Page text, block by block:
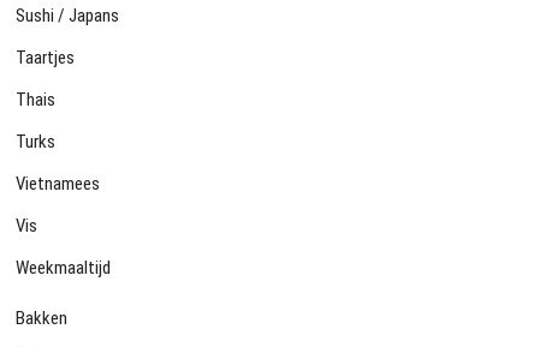
Sushi / Japans
Taartjes
Thais
Turks
Vietnamees
Vis
Weekmaaltijd
Bakken